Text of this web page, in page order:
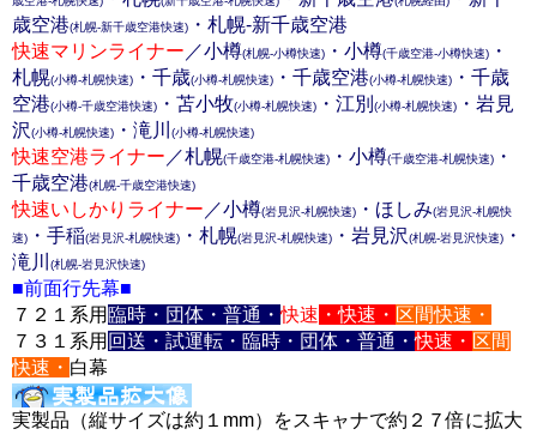
歳空港(札幌-新千歳空港快速)
・札幌-新千歳空港
快速マリンライナー ／小樽(札幌-小樽快速) ・小樽(千歳空港-小樽快速)
・
札幌(小樽-札幌快速) ・千歳(小樽-札幌快速) ・千歳空港(小樽-札幌快速)
・千歳
空港(小樽-千歳空港快速) ・苫小牧(小樽-札幌快速) ・江別 (小樽-札幌快速)
・岩見
沢(小樽-札幌快速) ・滝川 (小樽-札幌快速)
快速空港ライナー ／札幌(千歳空港-札幌快速) ・小樽(千歳空港-札幌快速)
・
千歳空港(札幌-千歳空港快速)
快速いしかりライナー ／小樽(岩見沢-札幌快速) ・ほしみ(岩見沢-札幌快
速)
・手稲(岩見沢-札幌快速) ・札幌(岩見沢-札幌快速) ・岩見沢(札幌-岩見沢快速)
・
滝川
(札幌-岩見沢快速)
■前面行先幕■
７２１系用 臨時・団体・普通・快速 ・快速・ 区間快速・
７３１系用 回送・試運転・臨時・団体・普通・快速・ 区間
快速・ 白幕
実製品（縦サイズは約１mm）をスキャナで約２７倍に拡大